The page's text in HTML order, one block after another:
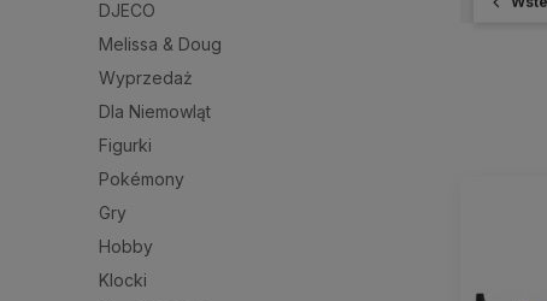
DJECO
Melissa & Doug
Wyprzedaż
Dla Niemowląt
Figurki
Pokémony
Gry
Hobby
Klocki